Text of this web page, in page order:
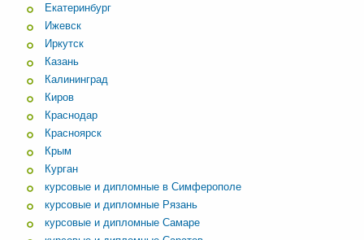
Екатеринбург
Ижевск
Иркутск
Казань
Калининград
Киров
Краснодар
Красноярск
Крым
Курган
курсовые и дипломные в Симферополе
курсовые и дипломные Рязань
курсовые и дипломные Самаре